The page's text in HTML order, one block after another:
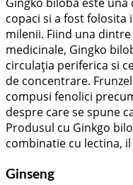
copaci si a fost folosita
milenii. Fiind una
medicinale, Gingko
circulația periferica si
de concentrare.
compusi fenolici
despre care se spune
Produsul cu Ginkgo
combinatie cu lectina,
Ginseng